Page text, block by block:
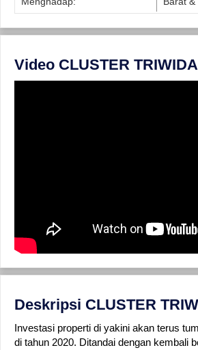
Video CLUSTER
Deskripsi CLUSTER
Investasi properti di yakini akan terus
di tahun 2020. Ditandai dengan kembali